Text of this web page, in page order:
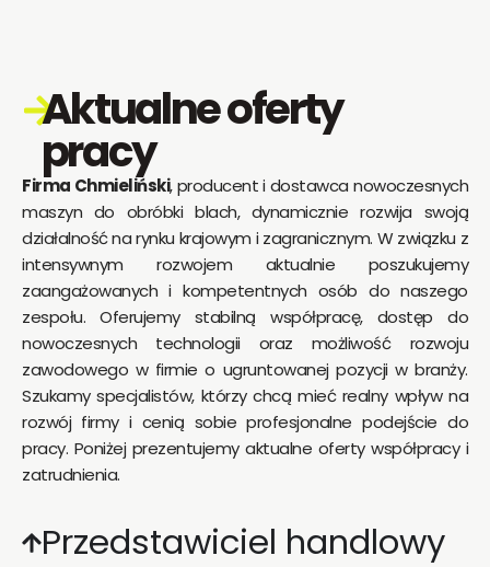
Aktualne oferty
pracy
Firma Chmieliński, producent i dostawca nowoczesnych
maszyn do obróbki blach, dynamicznie rozwija swoją
działalność na rynku krajowym i zagranicznym. W związku z
intensywnym rozwojem aktualnie poszukujemy
zaangażowanych i kompetentnych osób do naszego
zespołu. Oferujemy stabilną współpracę, dostęp do
nowoczesnych technologii oraz możliwość rozwoju
zawodowego w firmie o ugruntowanej pozycji w branży.
Szukamy specjalistów, którzy chcą mieć realny wpływ na
rozwój firmy i cenią sobie profesjonalne podejście do
pracy. Poniżej prezentujemy aktualne oferty współpracy i
zatrudnienia.
Przedstawiciel handlowy